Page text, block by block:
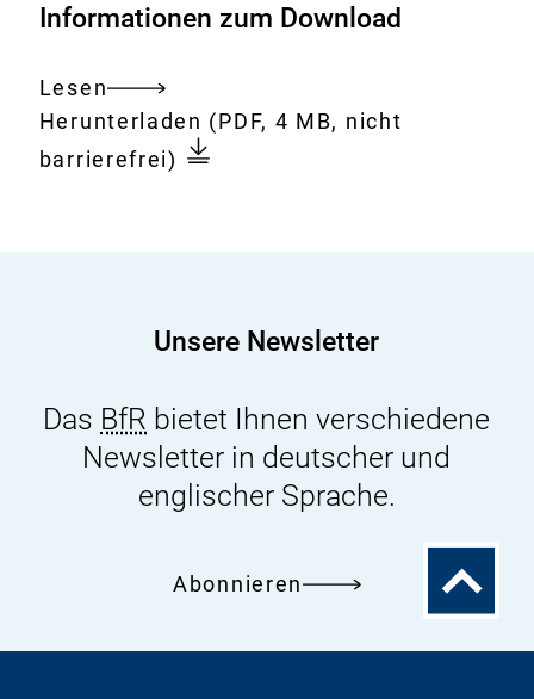
Informationen zum Download
Lesen
Gesamtes
Dokument
Download:
Herunterladen EU-
Almanach
(PDF, 4 MB, nicht
barrierefrei)
Unsere Newsletter
Das BfR bietet Ihnen verschiedene
Newsletter in deutscher und
englischer Sprache.
Abonnieren
Zum